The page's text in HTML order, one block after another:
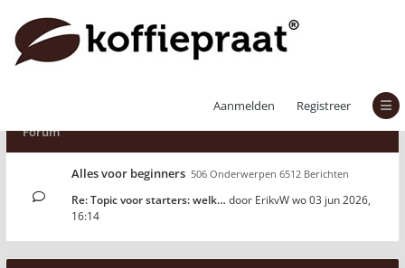
Aanmelden
Registreer
Forum
Alles voor beginners 506 Onderwerpen 6512 Berichten
Re: Topic voor starters: welk… door ErikvWwo 03 jun 2026,
16:14